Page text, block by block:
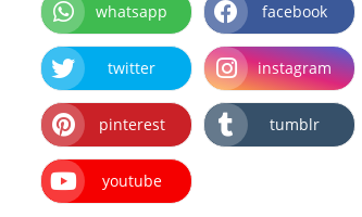
whatsapp facebook
twitter instagram
pinterest tumblr
youtube